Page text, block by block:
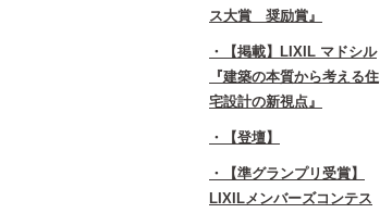
ス大賞 奨励賞』
【掲載】LIXIL マドシル
『建築の本質から考える住
宅設計の新視点』
【登壇】
【準グランプリ受賞】
LIXILメンバーズコンテス